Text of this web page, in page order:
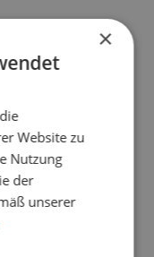
ist totes
nicht anderweitig
Sparpotenziale
eigene
×
Website zu
Nutzung
der
unserer